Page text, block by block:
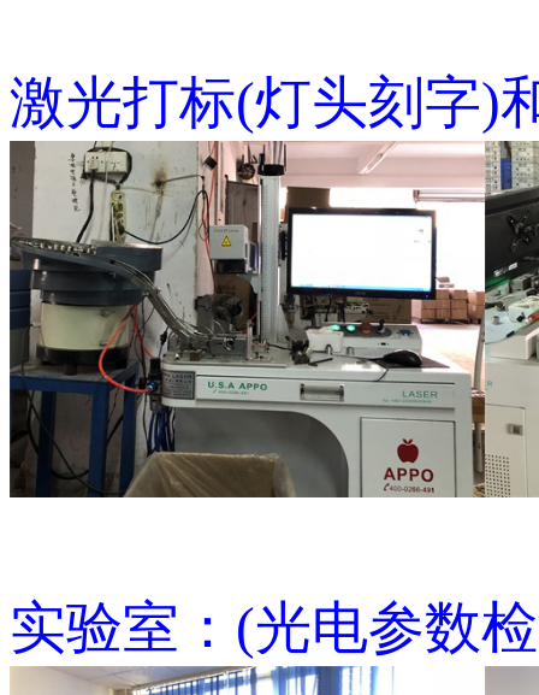
激光打标(灯头刻字)
实验室：(光电参数